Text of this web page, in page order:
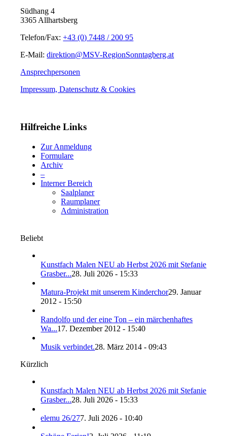
Südhang 4
3365 Allhartsberg
Telefon/Fax:+43 (0) 7448 / 200 95
E-Mail:direktion@MSV-RegionSonntagberg.at
Ansprechpersonen
Impressum, Datenschutz & Cookies
Hilfreiche Links
Zur Anmeldung
Formulare
Archiv
–
Interner Bereich
Saalplaner
Raumplaner
Administration
Beliebt
Kunstfach Malen NEU ab Herbst 2026 mit Stefanie
Grasber...28. Juli 2026 - 15:33
Matura-Projekt mit unserem Kinderchor29. Januar
2012 - 15:50
Randolfo und der eine Ton – ein märchenhaftes
Wa...17. Dezember 2012 - 15:40
Musik verbindet.28. März 2014 - 09:43
Kürzlich
Kunstfach Malen NEU ab Herbst 2026 mit Stefanie
Grasber...28. Juli 2026 - 15:33
elemu 26/277. Juli 2026 - 10:40